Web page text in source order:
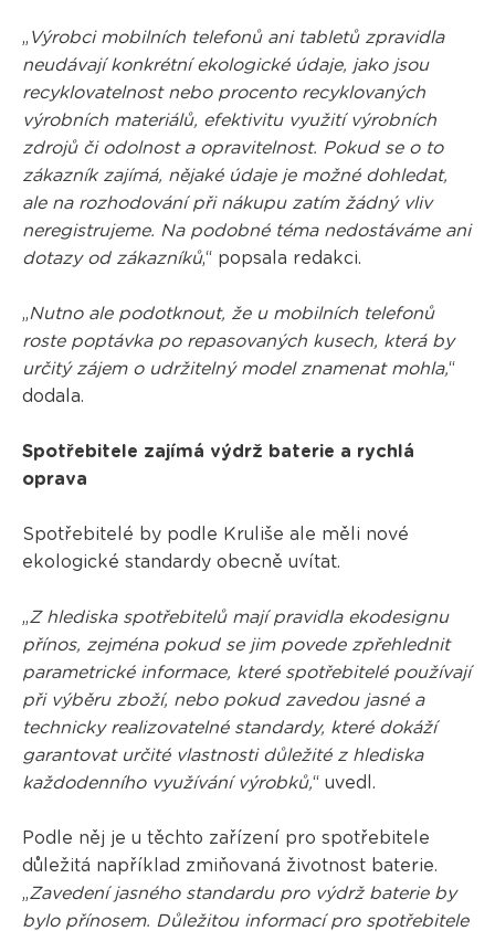
„ Výrobci mobilních telefonů ani tabletů zpravidla
neudávají konkrétní ekologické údaje, jako jsou
recyklovatelnost nebo procento recyklovaných
výrobních materiálů, efektivitu využití výrobních
zdrojů či odolnost a opravitelnost. Pokud se o to
zákazník zajímá, nějaké údaje je možné dohledat,
ale na rozhodování při nákupu zatím žádný vliv
neregistrujeme. Na podobné téma nedostáváme ani
dotazy od zákazníků,“ popsala redakci.
„Nutno ale podotknout, že u mobilních telefonů
roste poptávka po repasovaných kusech, která by
určitý zájem o udržitelný model znamenat mohla,“
dodala.
Spotřebitele zajímá výdrž baterie a rychlá
oprava
Spotřebitelé by podle Kruliše ale měli nové
ekologické standardy obecně uvítat.
„Z hlediska spotřebitelů mají pravidla ekodesignu
přínos, zejména pokud se jim povede zpřehlednit
parametrické informace, které spotřebitelé používají
při výběru zboží, nebo pokud zavedou jasné a
technicky realizovatelné standardy, které dokáží
garantovat určité vlastnosti důležité z hlediska
každodenního využívání výrobků,“ uvedl.
Podle něj je u těchto zařízení pro spotřebitele
důležitá například zmiňovaná životnost baterie.
„Zavedení jasného standardu pro výdrž baterie by
bylo přínosem. Důležitou informací pro spotřebitele